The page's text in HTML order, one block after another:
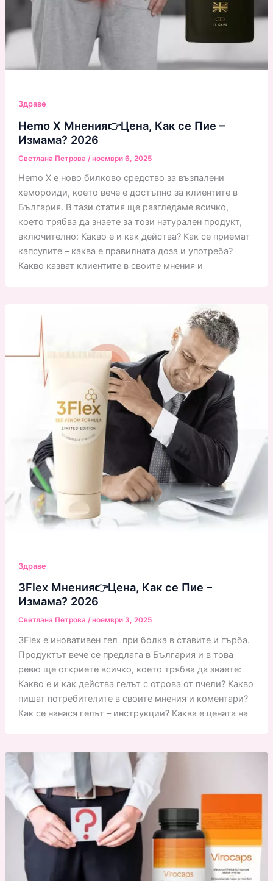
Здраве
Hemo X Мнения👉Цена, Как се Пие –
Измама? 2026
Светлана Петрова /ноември 6, 2025
Hemo X е ново билково средство за възпалени
хемороиди, което вече е достъпно за клиентите в
България. В тази статия ще разгледаме всичко,
което трябва да знаете за този натурален продукт,
включително: Какво е и как действа? Как се приемат
капсулите – каква е правилната доза и употреба?
Какво казват клиентите в своите мнения и
Здраве
3Flex Мнения👉Цена, Как се Пие –
Измама? 2026
Светлана Петрова /ноември 3, 2025
3Flex е иновативен гел при болка в ставите и гърба.
Продуктът вече се предлага в България и в това
ревю ще откриете всичко, което трябва да знаете:
Какво е и как действа гелът с отрова от пчели? Какво
пишат потребителите в своите мнения и коментари?
Как се нанася гелът – инструкции? Каква е цената на